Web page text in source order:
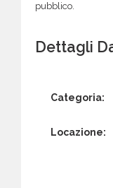
pubblico.
Dettagli
Categoria:
Locazione: